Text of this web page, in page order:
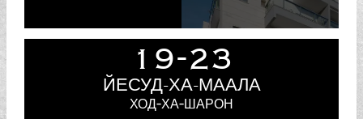
19-23
ЙЕСУД-ХА-МААЛА
ХОД-ХА-ШАРОН